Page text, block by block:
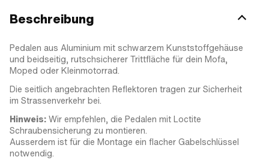
Beschreibung
Pedalen aus Aluminium mit schwarzem Kunststoffgehäuse
und beidseitig, rutschsicherer Trittfläche für dein Mofa,
Moped oder Kleinmotorrad.
Die seitlich angebrachten Reflektoren tragen zur Sicherheit
im Strassenverkehr bei.
Hinweis: Wir empfehlen, die Pedalen mit Loctite
Schraubensicherung zu montieren.
Ausserdem ist für die Montage ein flacher Gabelschlüssel
notwendig.